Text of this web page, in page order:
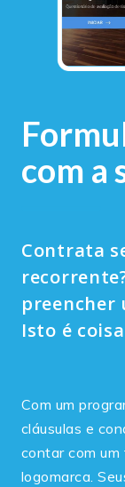
com a
Contrata
preencher
Isto é
Com um
cláusulas e
contar com um
logomarca.